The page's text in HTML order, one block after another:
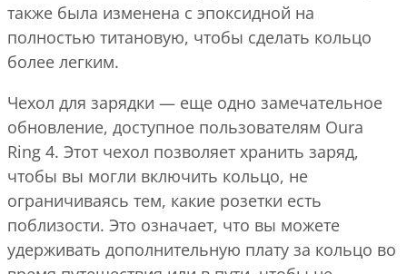
также была изменена с эпоксидной на
полностью титановую, чтобы сделать кольцо
более легким.
Чехол для зарядки — еще одно замечательное
обновление, доступное пользователям Oura
Ring 4. Этот чехол позволяет хранить заряд,
чтобы вы могли включить кольцо, не
ограничиваясь тем, какие розетки есть
поблизости. Это означает, что вы можете
удерживать дополнительную плату за кольцо во